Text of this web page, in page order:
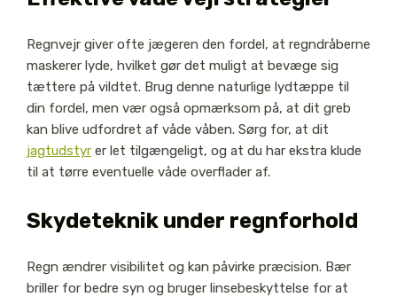
Regnvejr giver ofte jægeren den fordel, at regndråberne
maskerer lyde, hvilket gør det muligt at bevæge sig
tættere på vildtet. Brug denne naturlige lydtæppe til
din fordel, men vær også opmærksom på, at dit greb
kan blive udfordret af våde våben. Sørg for, at dit
jagtudstyrer let tilgængeligt, og at du har ekstra klude
til at tørre eventuelle våde overflader af.
Skydeteknik under regnforhold
Regn ændrer visibilitet og kan påvirke præcision. Bær
briller for bedre syn og bruger linsebeskyttelse for at